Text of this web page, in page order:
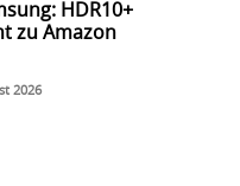
HDR10+
zu Amazon
2026